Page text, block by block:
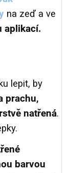
na zeď a ve
aplikací.
lepit, by
prachu,
natřená.
barvou